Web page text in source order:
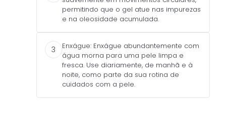
permitindo que o gel atue nas impurezas
e na oleosidade acumulada.
3
Enxágue: Enxágue abundantemente com
água morna para uma pele limpa e
fresca. Use diariamente, de manhã e à
noite, como parte da sua rotina de
cuidados com a pele.